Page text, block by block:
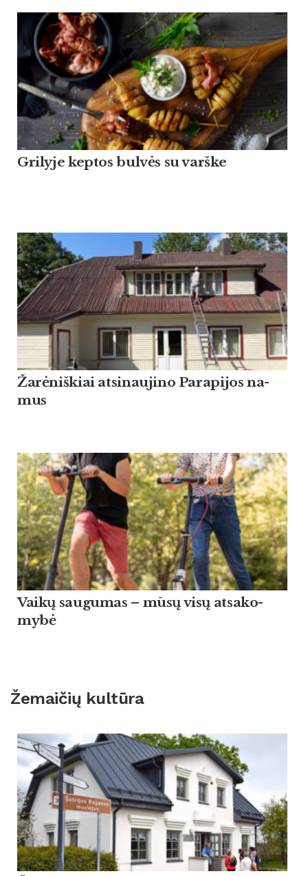
Grilyje keptos bulvės su varške
Žarė­niš­kiai at­si­nau­ji­no Pa­ra­pi­jos na­
mus
Vaikų sau­gu­mas – mūsų visų at­sa­ko­
mybė
Žemaičių kultūra